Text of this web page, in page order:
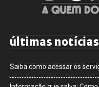
últimas notícias
Saiba como acessar os